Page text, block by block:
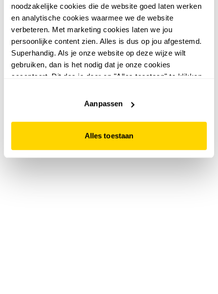
noodzakelijke cookies die de website goed laten werken
en analytische cookies waarmee we de website
verbeteren. Met marketing cookies laten we jou
persoonlijke content zien. Alles is dus op jou afgestemd.
Superhandig. Als je onze website op deze wijze wilt
gebruiken, dan is het nodig dat je onze cookies
accepteert. Dit doe je door op "Alles toestaan" te klikken.
website niet optimaal functioneert.
Aanpassen
Alles toestaan